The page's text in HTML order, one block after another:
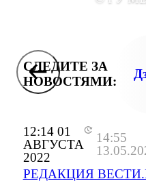
12:14 01
АВГУСТА
2022
14:55
РЕДАКЦИЯ
СЛЕДИТЕ ЗА
НОВОСТЯМИ: